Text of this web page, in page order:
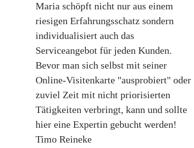
Maria schöpft nicht nur aus einem
riesigen Erfahrungsschatz sondern
individualisiert auch das
Serviceangebot für jeden Kunden.
Bevor man sich selbst mit seiner
Online-Visitenkarte "ausprobiert" oder
zuviel Zeit mit nicht priorisierten
Tätigkeiten verbringt, kann und sollte
hier eine Expertin gebucht werden!
Timo Reineke